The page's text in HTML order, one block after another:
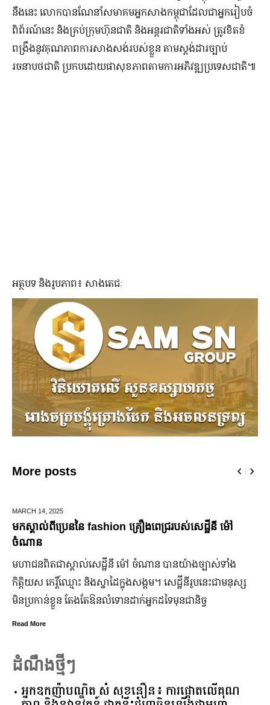
នឹងនេះ លោកបានណែនាំសមាគមអ្នកសាងកម្ពុជាដែលជាអ្នករៀបចំ
ពិព័រណ៍នេះ និងគ្រប់ក្រុមហ៊ុនជាតិ និងអន្តរជាតិទាំងអស់ ត្រូវខិតខំ
ពង្រឹងនូវគុណភាពការសាងសង់របស់ខ្លួន តាមស្តង់ដារច្បាប់
រចនាបថជាតិ ប្រកបដោយផាសុខភាពតាមការអភិវឌ្ឍប្រទេសជាតិ៕
អត្ថបទ និងរូបភាព៖ សាងតេជៈ
More posts
បស់សេដ្ឋីនី ម៉ៅ
យ៉ាង​ច្បាស់​ទាំង​
ដ្ឋី​នី​រូប​នេះ​ជា​មនុស្ស​
ន​ជានិច្ច
ឆ្លងឆ្នាំសកល អាជ្ញាធររាជធានីភ្នំពេញ នឹងបើ
ដើម្បីជំរុញ និងលើកកម្ពស់វិស័យទេសចរណ៍នៅ
កាន់តែរស់រវើក ស្របពេលដែលពិភពលោកទាំ
ឆ្នាំសកល ២០២៦នាពេលខាងមុននេះ រដ្ឋបា
ដំណឹងថ្មីៗ